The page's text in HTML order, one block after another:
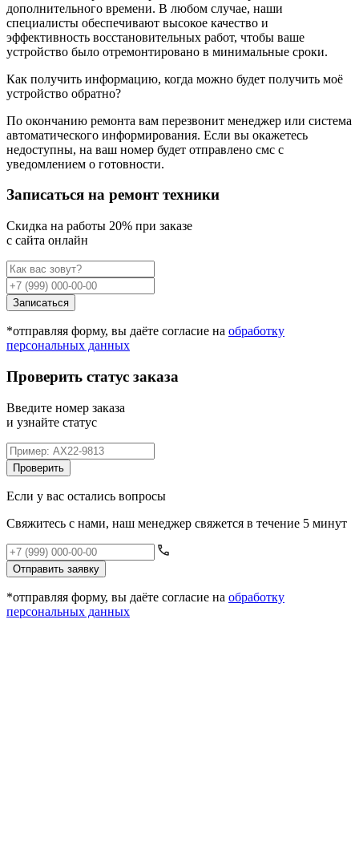
дополнительного времени. В любом случае, наши
специалисты обеспечивают высокое качество и
эффективность восстановительных работ, чтобы ваше
устройство было отремонтировано в минимальные сроки.
Как получить информацию, когда можно будет получить моё
устройство обратно?
По окончанию ремонта вам перезвонит менеджер или система
автоматического информирования. Если вы окажетесь
недоступны, на ваш номер будет отправлено смс с
уведомлением о готовности.
Записаться на ремонт техники
Cкидка на работы 20% при заказе
с сайта онлайн
Записаться
*отправляя форму, вы даёте согласие на обработку
персональных данных
Проверить статус заказа
Введите номер заказа
и узнайте статус
Проверить
Если у вас остались вопросы
Свяжитесь с нами, наш менеджер свяжется в течение 5 минут
Отправить заявку
*отправляя форму, вы даёте согласие на обработку
персональных данных